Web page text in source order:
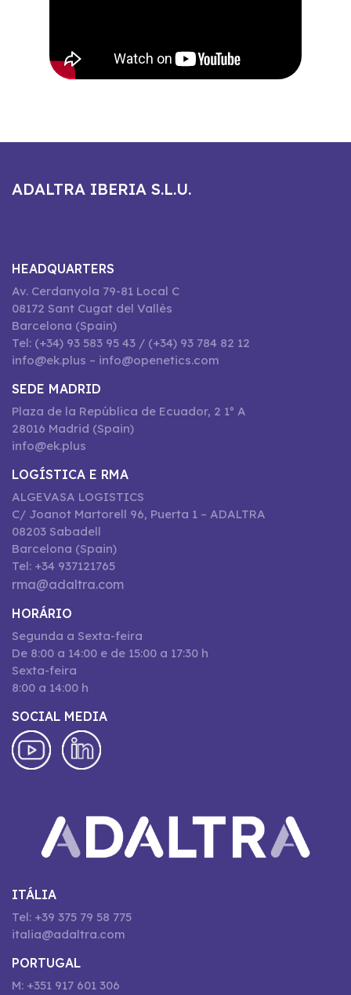
ADALTRA IBERIA S.L.U.
HEADQUARTERS
Av. Cerdanyola 79-81 Local C
08172 Sant Cugat del Vallès
Barcelona (Spain)
Tel: (+34) 93 583 95 43 / (+34) 93 784 82 12
info@ek.plus – info@openetics.com
SEDE MADRID
Plaza de la República de Ecuador, 2 1º A
28016 Madrid (Spain)
info@ek.plus
LOGÍSTICA E RMA
ALGEVASA LOGISTICS
C/ Joanot Martorell 96, Puerta 1 – ADALTRA
08203 Sabadell
Barcelona (Spain)
Tel: +34 937121765
rma@adaltra.com
HORÁRIO
Segunda a Sexta-feira
De 8:00 a 14:00 e de 15:00 a 17:30 h
Sexta-feira
8:00 a 14:00 h
SOCIAL MEDIA
ITÁLIA
Tel: +39 375 79 58 775
italia@adaltra.com
PORTUGAL
M: +351 917 601 306